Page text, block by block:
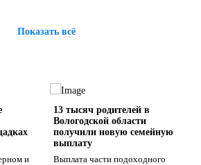
Показать всё
и
13 тысяч родителей в
Вологодской области
получили новую семейную
выплату
Выплата части подоходного